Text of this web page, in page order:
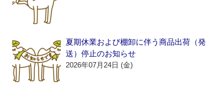
夏期休業および棚卸に伴う商品出荷（発
送）停止のお知らせ
2026年07月24日 (金)